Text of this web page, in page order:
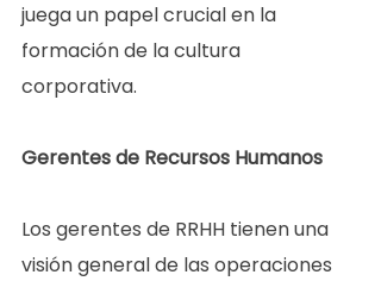
juega un papel crucial en la
formación de la cultura
corporativa.
Gerentes de Recursos Humanos
Los gerentes de RRHH tienen una
visión general de las operaciones